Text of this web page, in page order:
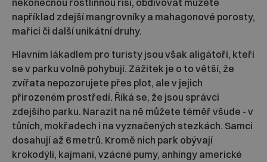
nekonečnou rostlinnou říší, obdivovat můžete
například zdejší mangrovníky a mahagonové porosty,
mařici či další unikátní druhy.
Hlavním lákadlem pro turisty jsou však aligátoři, kteří
se v parku volně pohybují. Zážitek je o to větší, že
zvířata nepozorujete přes plot, ale v jejich
přirozeném prostředí. Říká se, že jsou správci
zdejšího parku. Narazit na ně můžete téměř všude - v
tůních, mokřadech i na vyznačených stezkách. Samci
dosahují až 6 metrů. Kromě nich park obývají
krokodýli, kajmani, vzácné pumy, anhingy americké